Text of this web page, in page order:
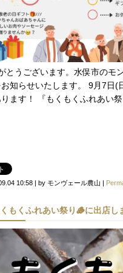
とうございます。水俣市のモ
知らせいたします。 9月7日(
ります！ 『もくもくふれあい
10:58 by モンヴェール農山
もくふれあい祭り🪵に出店し